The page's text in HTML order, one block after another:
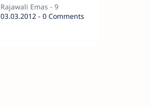
Rajawali Emas - 9
03.03.2012 - 0 Comments